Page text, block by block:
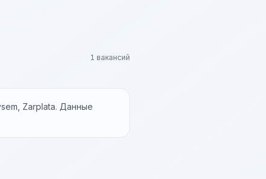
1 вакансий
Zarplata. Данные